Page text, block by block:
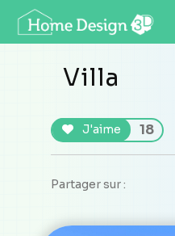
Villa
J'aime 18
Partager sur :